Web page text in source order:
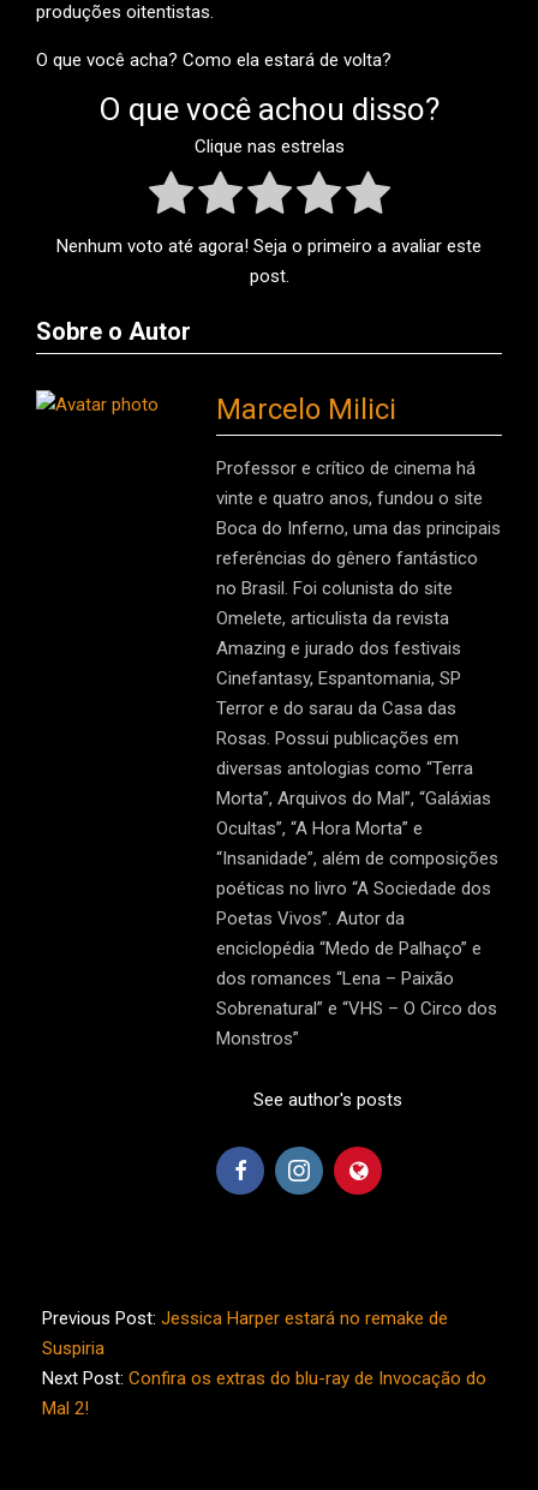
produções oitentistas.
O que você acha? Como ela estará de volta?
O que você achou disso?
Clique nas estrelas
Nenhum voto até agora! Seja o primeiro a avaliar este
post.
Sobre o Autor
Marcelo Milici
Professor e crítico de cinema há
vinte e quatro anos, fundou o site
Boca do Inferno, uma das principais
referências do gênero fantástico
no Brasil. Foi colunista do site
Omelete, articulista da revista
Amazing e jurado dos festivais
Cinefantasy, Espantomania, SP
Terror e do sarau da Casa das
Rosas. Possui publicações em
diversas antologias como “Terra
Morta”, Arquivos do Mal”, “Galáxias
Ocultas”, “A Hora Morta” e
“Insanidade”, além de composições
poéticas no livro “A Sociedade dos
Poetas Vivos”. Autor da
enciclopédia “Medo de Palhaço” e
dos romances “Lena – Paixão
Sobrenatural” e “VHS – O Circo dos
Monstros”
See author's posts
11-
06
Previous Post: Jessica Harper estará no remake de
Suspiria
Next Post: Confira os extras do blu-ray de Invocação do
Mal 2!